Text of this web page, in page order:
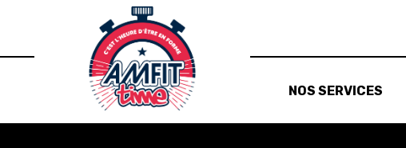
NOS SERVICES